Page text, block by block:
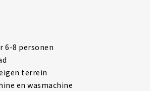
6-8 personen
terrein
en wasmachine